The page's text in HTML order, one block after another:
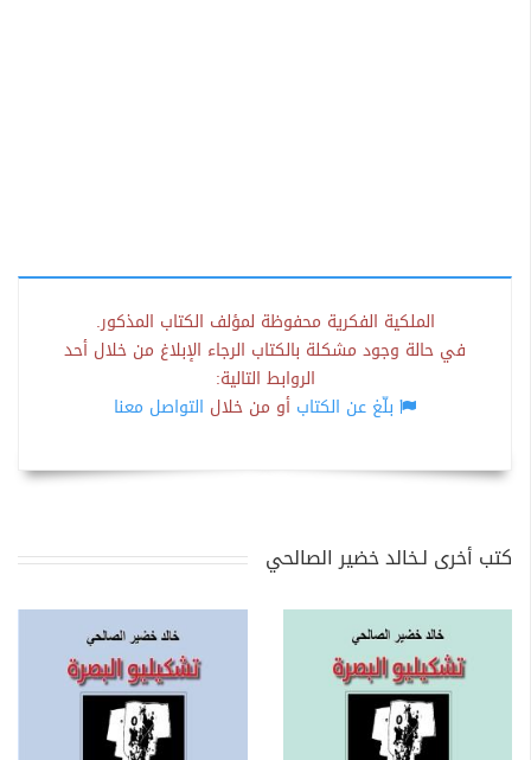
الملكية الفكرية محفوظة لمؤلف الكتاب المذكور.
في حالة وجود مشكلة بالكتاب الرجاء الإبلاغ من خلال أحد
الروابط التالية:
بلّغ عن الكتاب أو من خلال التواصل معنا
كتب أخرى لـخالد خضير الصالحي